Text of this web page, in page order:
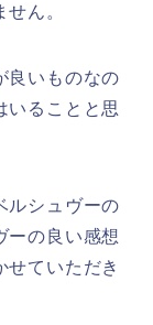
ん。
良いものなの
いることと思
ルシュヴーの
ーの良い感想
せていただき